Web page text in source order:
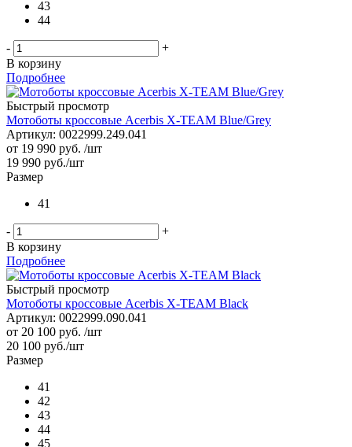
43
44
-
+
В корзину
Подробнее
Быстрый просмотр
Мотоботы кроссовые Acerbis X-TEAM Blue/Grey
Артикул: 0022999.249.041
от 19 990 руб. /шт
19 990 руб./шт
Размер
41
-
+
В корзину
Подробнее
Быстрый просмотр
Мотоботы кроссовые Acerbis X-TEAM Black
Артикул: 0022999.090.041
от 20 100 руб. /шт
20 100 руб./шт
Размер
41
42
43
44
45